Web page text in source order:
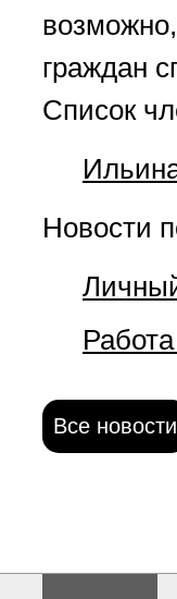
граждан
Список
Новости
Все новости